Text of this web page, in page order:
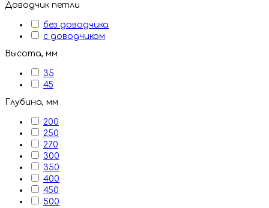
Доводчик петли
без доводчика
с доводчиком
Высота, мм
35
45
Глубина, мм
200
250
270
300
350
400
450
500